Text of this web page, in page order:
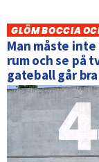
GLÖM BOCCIA
Man måste
rum och se på
gateball går bra